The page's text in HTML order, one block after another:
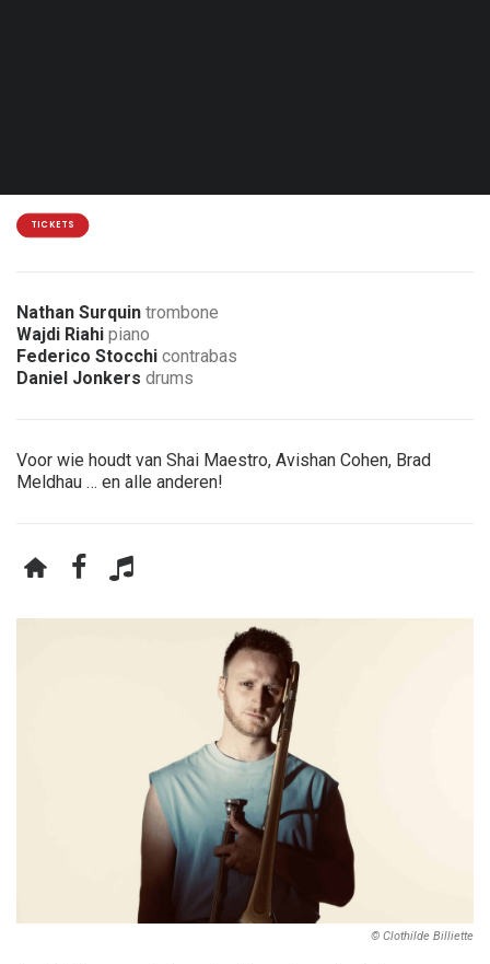
© Clothilde Billiette
TICKETS
Nathan Surquin trombone
Wajdi Riahi piano
Federico Stocchi contrabas
Daniel Jonkers drums
Voor wie houdt van Shai Maestro, Avishan Cohen, Brad
Meldhau … en alle anderen!